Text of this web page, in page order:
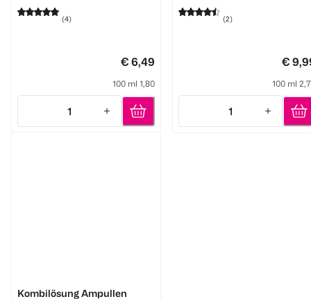
(4)
€ 6,49
100 ml 1,80
1
Quantity: 1
(2)
€
100 ml
1
Quantity: 1
Kombilösung Ampullen